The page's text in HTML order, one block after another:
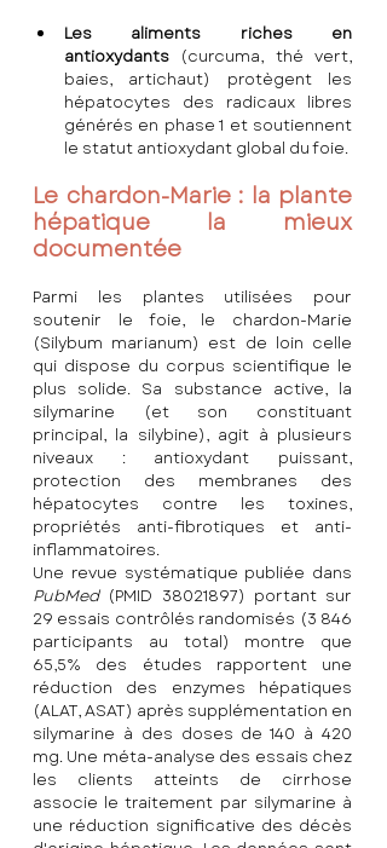
Les aliments riches en
antioxydants (curcuma, thé vert,
baies, artichaut) protègent les
hépatocytes des radicaux libres
générés en phase 1 et soutiennent
le statut antioxydant global du foie.
Le chardon-Marie : la plante
hépatique la mieux
documentée
Parmi les plantes utilisées pour
soutenir le foie, le chardon-Marie
(Silybum marianum) est de loin celle
qui dispose du corpus scientifique le
plus solide. Sa substance active, la
silymarine (et son constituant
principal, la silybine), agit à plusieurs
niveaux : antioxydant puissant,
protection des membranes des
hépatocytes contre les toxines,
propriétés anti-fibrotiques et anti-
inflammatoires.
PubMed (PMID 38021897) portant sur
29 essais contrôlés randomisés (3 846
participants au total) montre que
65,5% des études rapportent une
réduction des enzymes hépatiques
(ALAT, ASAT) après supplémentation en
silymarine à des doses de 140 à 420
mg. Une méta-analyse des essais chez
les clients atteints de cirrhose
associe le traitement par silymarine à
une réduction significative des décès